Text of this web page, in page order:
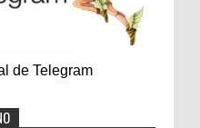
de Telegram